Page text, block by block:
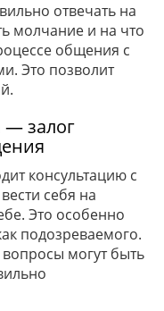
отвечать на
молчание и на что
общения с
Это позволит
— залог
консультацию с
себя на
Это особенно
подозреваемого.
могут быть